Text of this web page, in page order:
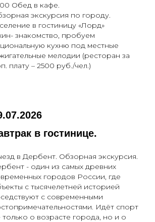
Обед в кафе.
экскурсия по городу.
в гостиницу «Лорд»
знакомство, пробуем
кухню под местные
мелодии (ресторан за
плату – 2500 руб./чел.)
в гостинице.
в Дербент. Обзорная экскурсия.
- один из самых древних
городов России, где
с тысячелетней историей
с современными
Идёт спорт
только о возрасте города, но и о